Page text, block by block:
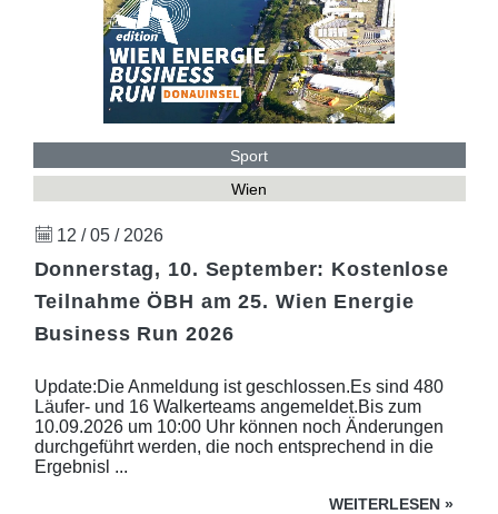
Sport
Wien
12 / 05 / 2026
Donnerstag, 10. September: Kostenlose
Teilnahme ÖBH am 25. Wien Energie
Business Run 2026
Update:Die Anmeldung ist geschlossen.Es sind 480
Läufer- und 16 Walkerteams angemeldet.Bis zum
10.09.2026 um 10:00 Uhr können noch Änderungen
durchgeführt werden, die noch entsprechend in die
Ergebnisl ...
WEITERLESEN »